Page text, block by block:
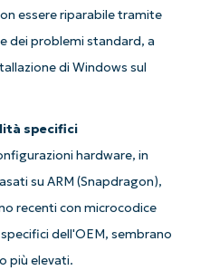
essere riparabile tramite
dei problemi standard, a
di Windows sul
specifici
hardware, in
su ARM (Snapdragon),
recenti con microcodice
dell'OEM, sembrano
più elevati.